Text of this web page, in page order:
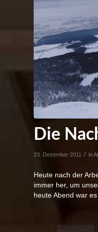
Die
23. Dezember 2011 / in
Heute nach der
immer her, um
heute Abend war